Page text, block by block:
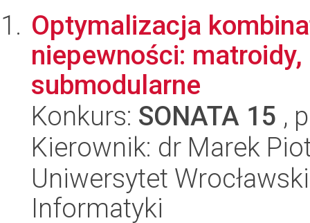
Optymalizacja
niepewności:
submodularne
Konkurs: SONATA 15 ,
Kierownik: dr Marek
Uniwersytet
Informatyki